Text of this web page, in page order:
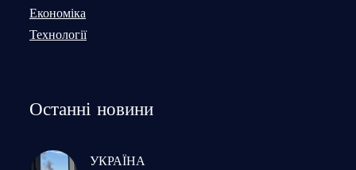
Економіка
Технології
Останні новини
УКРАЇНА